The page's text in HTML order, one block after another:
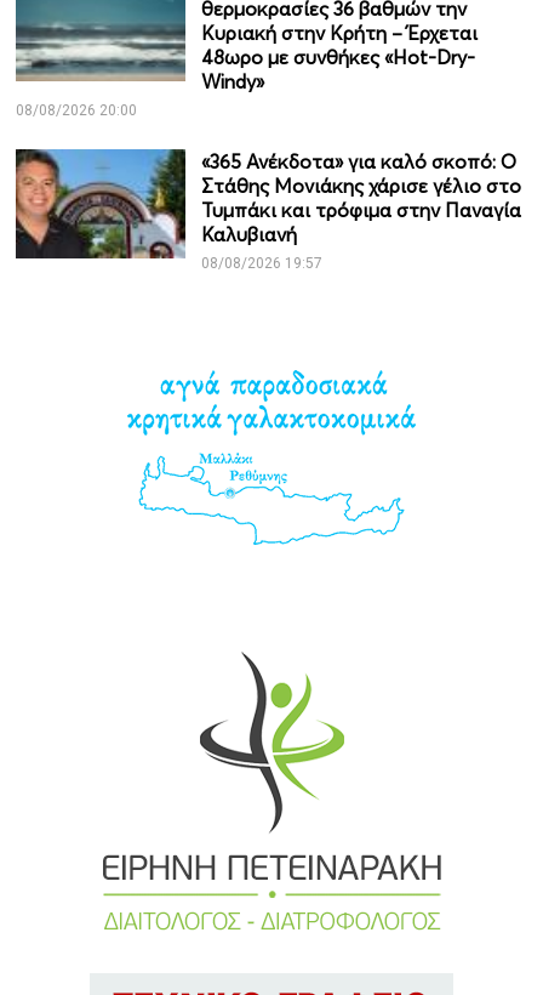
θερμοκρασίες 36 βαθμών την
Κυριακή στην Κρήτη – Έρχεται
48ωρο με συνθήκες «Hot-Dry-
Windy»
08/08/2026 20:00
«365 Ανέκδοτα» για καλό σκοπό: Ο
Στάθης Μονιάκης χάρισε γέλιο στο
Τυμπάκι και τρόφιμα στην Παναγία
Καλυβιανή
08/08/2026 19:57